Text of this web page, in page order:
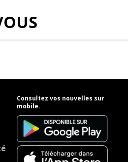
Consultez vos nouvelles sur
mobile.